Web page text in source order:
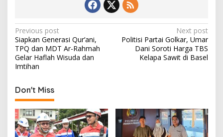
P
o
s
n
a
v
i
Previous post
Siapkan Generasi Qur’ani,
TPQ dan MDT Ar-Rahmah
Gelar Haflah Wisuda dan
Imtihan
Next post
Politisi Partai Golkar, Umar
Dani Soroti Harga TBS
Kelapa Sawit di Basel
Don't Miss